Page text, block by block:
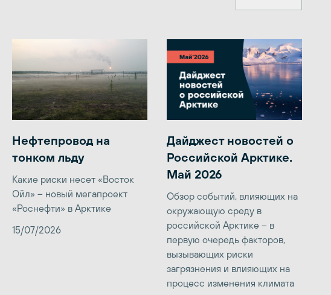
Нефтепровод на
тонком льду
Какие риски несет «Восток
Ойл» – новый мегапроект
«Роснефти» в Арктике
15/07/2026
Дайджест новостей о
Российской Арктике.
Май 2026
Обзор событий, влияющих на
окружающую среду в
российской Арктике – в
первую очередь факторов,
вызывающих риски
загрязнения и влияющих на
процесс изменения климата